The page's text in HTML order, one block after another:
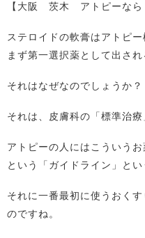
【大阪 茨木 アトピーな
ステロイドの軟膏はアトピ
まず第一選択薬として出され
それはなぜなのでしょうか？
それは、皮膚科の「標準治療
アトピーの人にはこういう
という「ガイドライン」とい
それに一番最初に使うおく
のですね。